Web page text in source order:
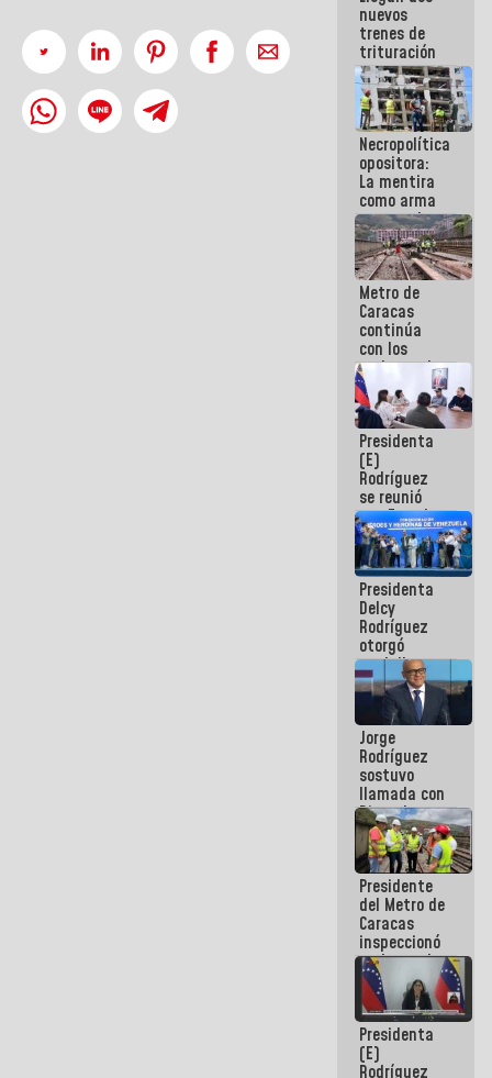
embarrarla
nuevos
trenes de
trituración
para
optimizar
manejo de
escombros
en La Guaira
Necropolítica
opositora:
La mentira
como arma
contra el
Pueblo
Metro de
Caracas
continúa
con los
trabajos de
mantenimiento
e inspección
en la Línea 2
Presidenta
(E)
Rodríguez
se reunió
con Estado
Mayor
Eléctrico
para
abordar
planes de
acción
Presidenta
Delcy
Rodríguez
otorgó
medalla
"Héroe de
Venezuela"
a servidores
públicos
Jorge
Rodríguez
sostuvo
llamada con
Dinorah
Figuera y
acuerdan
primer
encuentro
presencial
para el
diálogo
Presidente
del Metro de
Caracas
inspeccionó
trabajos de
rehabilitación
y
modernización
de la vía
férrea
Presidenta
(E)
Rodríguez